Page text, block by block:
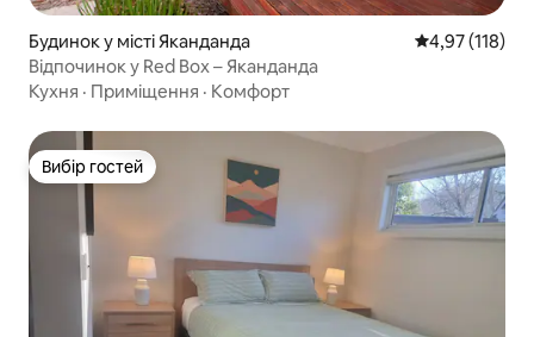
Будинок у місті Яканданда Середня
4,97 (118)
Відпочинок у Red Box – Яканданда
Кухня · Приміщення · Комфорт
Вибір гостей
Вибір гостей